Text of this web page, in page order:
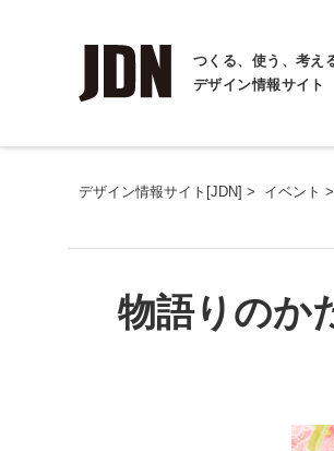
つくる、使う、考え
デザイン情報サイト
デザイン情報サイト[JDN] > イベント >
物語りのか